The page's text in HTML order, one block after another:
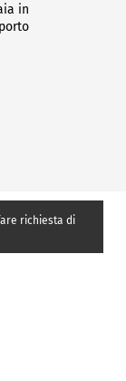
in
richiesta di